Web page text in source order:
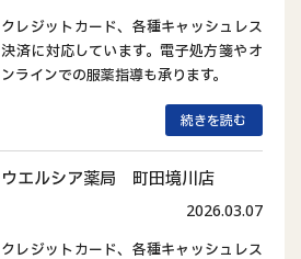
クレジットカード、各種キャッシュレス
決済に対応しています。電子処方箋やオ
ンラインでの服薬指導も承ります。
続きを読む
ウエルシア薬局 町田境川店
2026.03.07
クレジットカード、各種キャッシュレス